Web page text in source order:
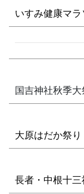
いすみ健康マラ
国吉神社秋季大
大原はだか祭り
長者・中根十三